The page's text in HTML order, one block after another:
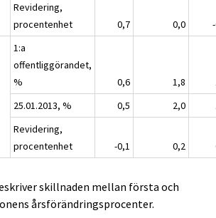
Revidering,
procentenhet
0,7 0,0
1:a
offentliggörandet,
%
0,6 1,8
25.01.2013, %
0,5 2,0
Revidering,
procentenhet
-0,1 0,2
skillnaden mellan första och
årsförändringsprocenter.